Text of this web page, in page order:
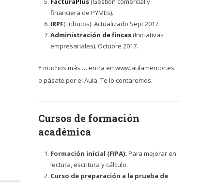
financiera de PYMEs).
IRPF(Tributos). Actualizado Sept 2017.
Administración de fincas (Iniciativas
empresariales). Octubre 2017.
Y muchos más … entra en www.aulamentor.es
o pásate por el Aula. Te lo contaremos.
Cursos de formación
académica
Formación inicial (FIPA): Para mejorar en
lectura, escritura y cálculo.
Curso de preparación a la prueba de